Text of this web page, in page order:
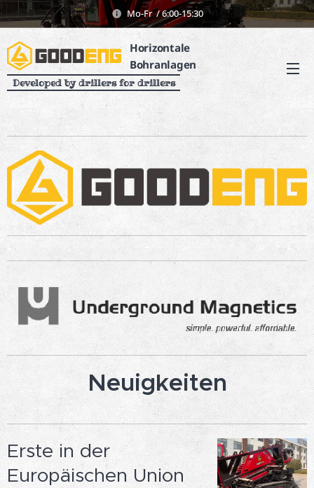
Mo-Fr / 6:00-15:30
Horizontale
Bohranlagen
Developed by drillers for drillers
Neuigkeiten
Erste in der
Europäischen Union